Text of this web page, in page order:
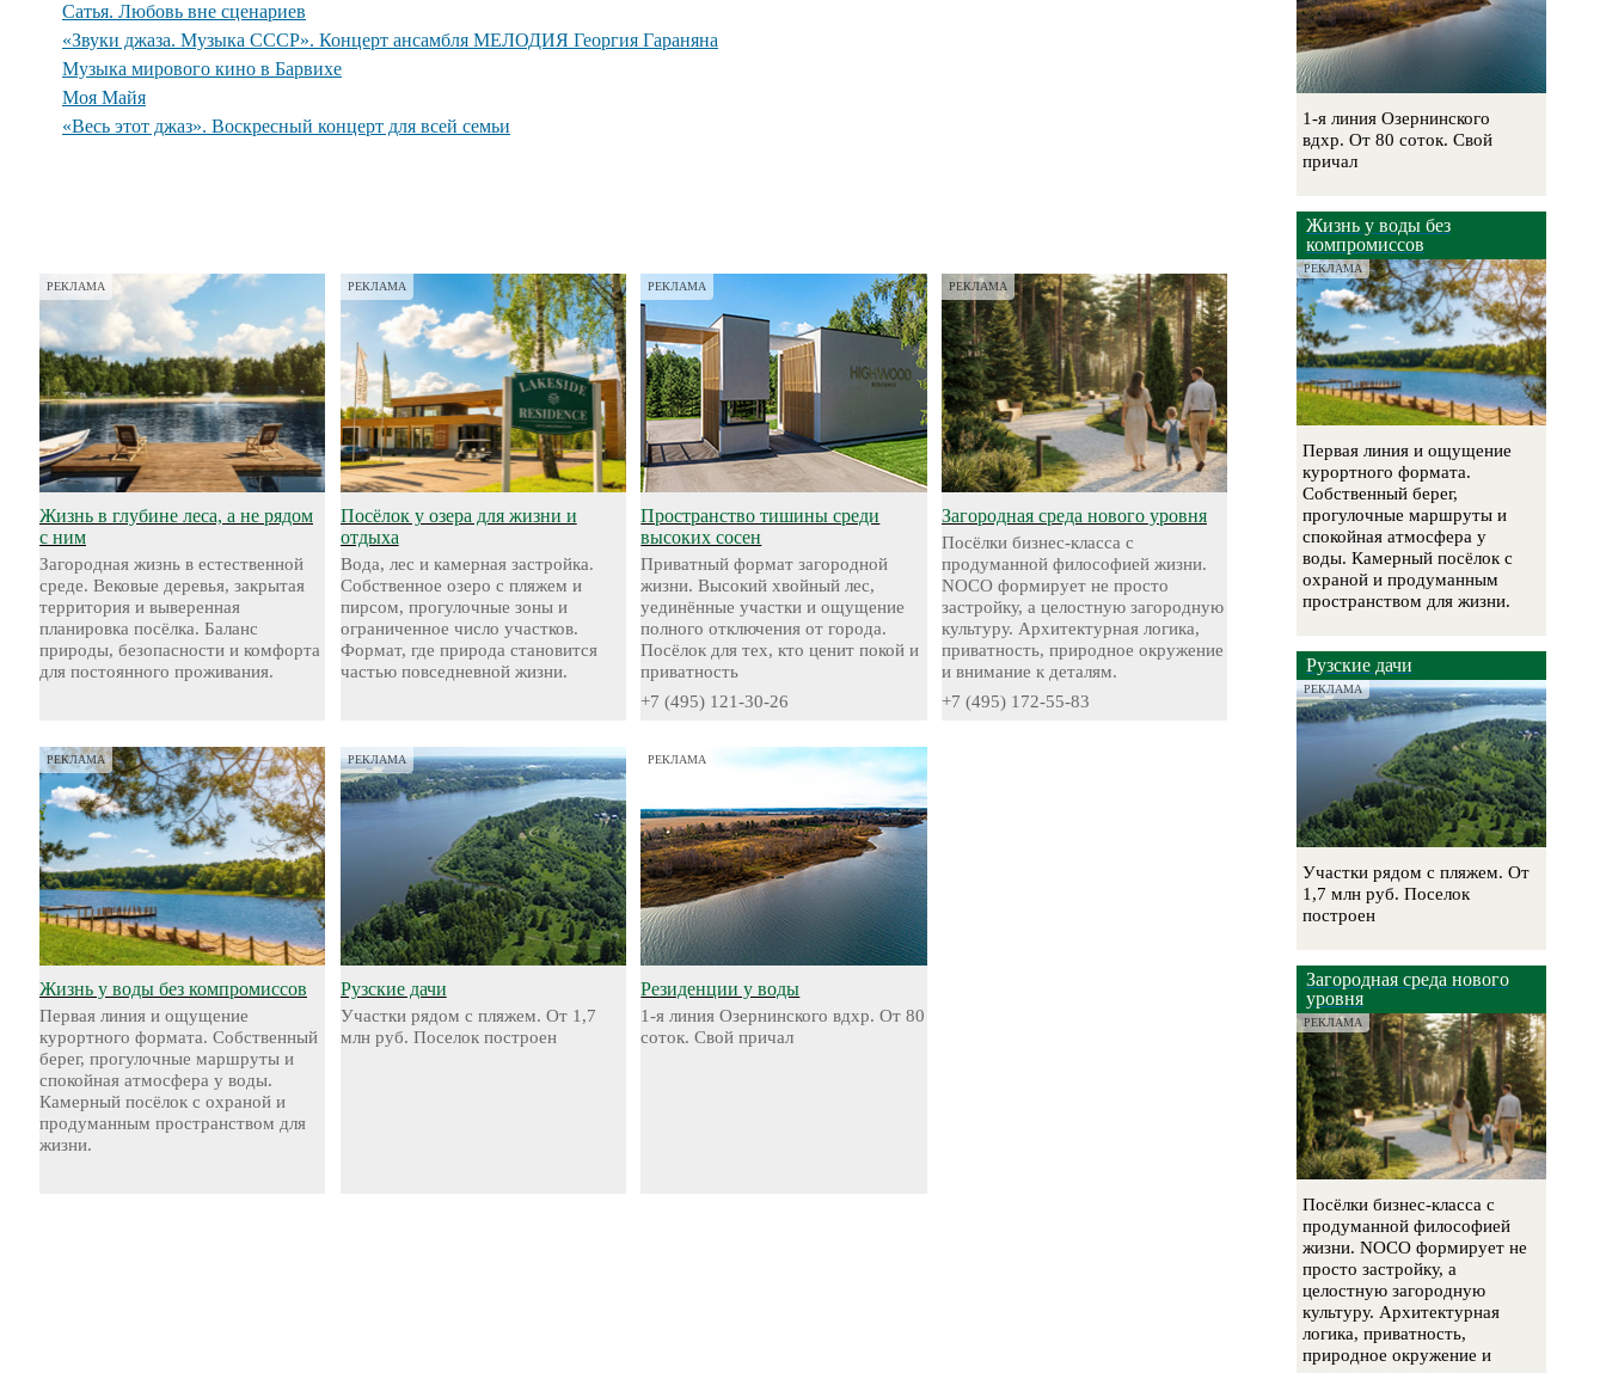
Сатья. Любовь вне сценариев
«Звуки джаза. Музыка СССР». Концерт ансамбля МЕЛОДИЯ Георгия Гараняна
Музыка мирового кино в Барвихе
Моя Майя
«Весь этот джаз». Воскресный концерт для всей семьи
РЕКЛАМА
Жизнь в глубине леса, а не рядом
с ним
Загородная жизнь в естественной
среде. Вековые деревья, закрытая
территория и выверенная
планировка посёлка. Баланс
природы, безопасности и комфорта
для постоянного проживания.
РЕКЛАМА
Посёлок у озера для жизни и
отдыха
Вода, лес и камерная застройка.
Собственное озеро с пляжем и
пирсом, прогулочные зоны и
ограниченное число участков.
Формат, где природа становится
частью повседневной жизни.
РЕКЛАМА
Пространство тишины среди
высоких сосен
Приватный формат загородной
жизни. Высокий хвойный лес,
уединённые участки и ощущение
полного отключения от города.
Посёлок для тех, кто ценит покой и
приватность
+7 (495) 121-30-26
РЕКЛАМА
Загородная среда нового уровня
Посёлки бизнес-класса с
продуманной философией жизни.
NOCO формирует не просто
застройку, а целостную загородную
культуру. Архитектурная логика,
приватность, природное окружение
и внимание к деталям.
+7 (495) 172-55-83
РЕКЛАМА
Жизнь у воды без компромиссов
Первая линия и ощущение
курортного формата. Собственный
берег, прогулочные маршруты и
спокойная атмосфера у воды.
Камерный посёлок с охраной и
продуманным пространством для
жизни.
РЕКЛАМА
Рузские дачи
Участки рядом с пляжем. От 1,7
млн руб. Поселок построен
РЕКЛАМА
Резиденции у воды
1-я линия Озернинского вдхр. От 80
соток. Свой причал
1-я линия Озернинского
вдхр. От 80 соток. Свой
причал
Жизнь у воды без
компромиссов
РЕКЛАМА
Первая линия и ощущение
курортного формата.
Собственный берег,
прогулочные маршруты и
спокойная атмосфера у
воды. Камерный посёлок с
охраной и продуманным
пространством для жизни.
Рузские дачи
РЕКЛАМА
Участки рядом с пляжем. От
1,7 млн руб. Поселок
построен
Загородная среда нового
уровня
РЕКЛАМА
Посёлки бизнес-класса с
продуманной философией
жизни. NOCO формирует не
просто застройку, а
целостную загородную
культуру. Архитектурная
логика, приватность,
природное окружение и